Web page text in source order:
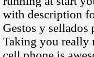
with description
Gestos y sellados
Taking you really